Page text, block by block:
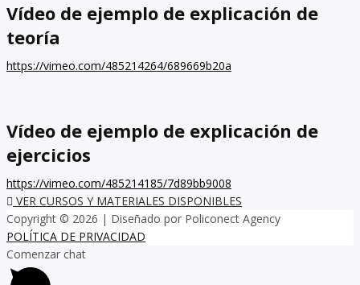
Vídeo de ejemplo de explicación de
teoría
https://vimeo.com/485214264/689669b20a
Vídeo de ejemplo de explicación de
ejercicios
https://vimeo.com/485214185/7d89bb9008
VER CURSOS Y MATERIALES DISPONIBLES
Copyright © 2026 | Diseñado por Policonect Agency
POLÍTICA DE PRIVACIDAD
Comenzar chat